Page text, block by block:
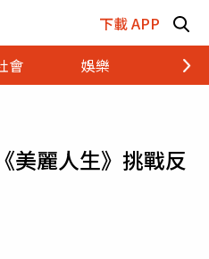
下載 APP
會 娛樂 財經
麗人生》挑戰反